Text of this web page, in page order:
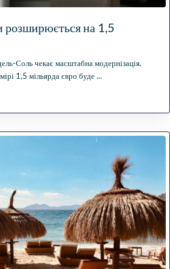
розширюється на 1,5
Соль чекає масштабна модернізація.
1,5 мільярда євро буде...